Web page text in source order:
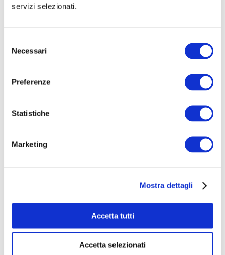
servizi selezionati.
delNecessari
Preferenze
Statistiche
Marketing
Mostra dettagli
Accetta tutti
Accetta selezionati
I Benefici per i piccoli pazienti e le
La presenza di una Ludo barella e di una Ludo